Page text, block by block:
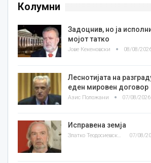
Колумни
Задоцнив, но ја
мојот татко
Јове Кекеновски 08/08/
Леснотијата на
еден мировен договор
Азис Положани 07/08/2026
Исправена земја
Златко Теодосиевски 07/08/